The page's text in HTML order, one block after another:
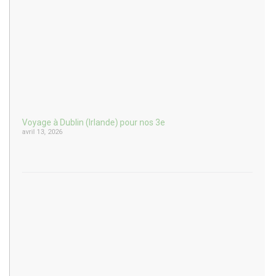
Voyage à Dublin (Irlande) pour nos 3e
avril 13, 2026